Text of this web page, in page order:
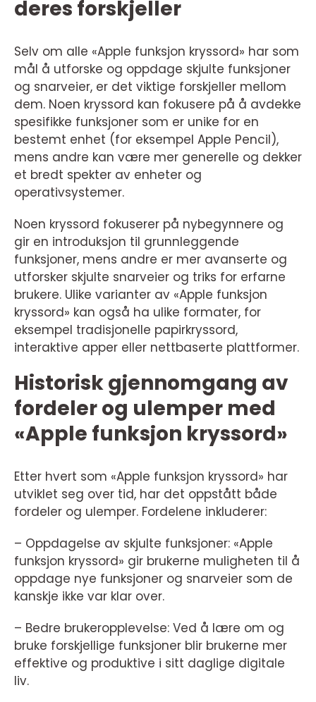
deres forskjeller
Selv om alle «Apple funksjon kryssord» har som
mål å utforske og oppdage skjulte funksjoner
og snarveier, er det viktige forskjeller mellom
dem. Noen kryssord kan fokusere på å avdekke
spesifikke funksjoner som er unike for en
bestemt enhet (for eksempel Apple Pencil),
mens andre kan være mer generelle og dekker
et bredt spekter av enheter og
operativsystemer.
Noen kryssord fokuserer på nybegynnere og
gir en introduksjon til grunnleggende
funksjoner, mens andre er mer avanserte og
utforsker skjulte snarveier og triks for erfarne
brukere. Ulike varianter av «Apple funksjon
kryssord» kan også ha ulike formater, for
eksempel tradisjonelle papirkryssord,
interaktive apper eller nettbaserte plattformer.
Historisk gjennomgang av
fordeler og ulemper med
«Apple funksjon kryssord»
Etter hvert som «Apple funksjon kryssord» har
utviklet seg over tid, har det oppstått både
fordeler og ulemper. Fordelene inkluderer:
– Oppdagelse av skjulte funksjoner: «Apple
funksjon kryssord» gir brukerne muligheten til å
oppdage nye funksjoner og snarveier som de
kanskje ikke var klar over.
– Bedre brukeropplevelse: Ved å lære om og
bruke forskjellige funksjoner blir brukerne mer
effektive og produktive i sitt daglige digitale
liv.